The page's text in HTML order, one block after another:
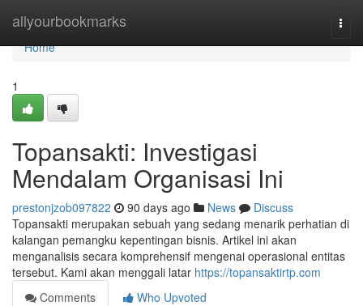
allyourbookmarks
Home
Home
1
Topansakti: Investigasi
Mendalam Organisasi Ini
prestonjzob097822 90 days ago News
Discuss
Topansakti merupakan sebuah yang sedang menarik perhatian di
kalangan pemangku kepentingan bisnis. Artikel ini akan
menganalisis secara komprehensif mengenai operasional entitas
tersebut. Kami akan menggali latar https://topansaktirtp.com
Comments
Who Upvoted